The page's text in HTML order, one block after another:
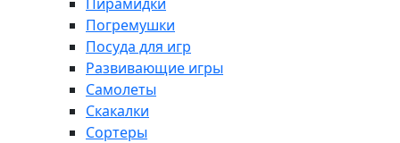
Погремушки
Посуда для игр
Развивающие игры
Самолеты
Скакалки
Сортеры